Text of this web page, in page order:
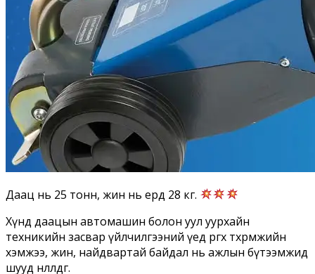
Даац нь 25 тонн, жин нь ердөө 28 кг.
Хүнд даацын автомашин болон уул уурхайн
техникийн засвар үйлчилгээний үед өргөх төхөөрөмжийн
хэмжээ, жин, найдвартай байдал нь ажлын бүтээмжид
шууд нөлөөлдөг.